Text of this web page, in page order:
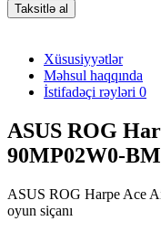
Taksitlə al
Xüsusiyyətlər
Məhsul haqqında
İstifadəçi rəyləri 0
ASUS ROG
90MP02W0-
ASUS ROG Harpe Ace
oyun siçanı